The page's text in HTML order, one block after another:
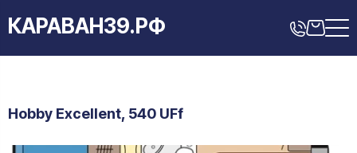
КАРАВАН39.РФ
Hobby Excellent, 540 UFf